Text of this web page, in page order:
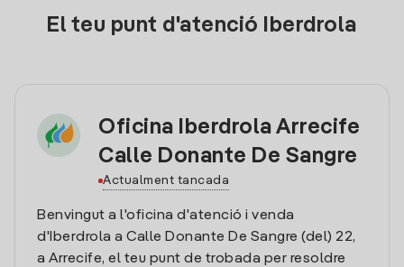
El teu punt d'atenció Iberdrola
Oficina Iberdrola Arrecife
Calle Donante De Sangre
Actualment tancada
Benvingut a l'oficina d'atenció i venda
d'Iberdrola a Calle Donante De Sangre (del) 22,
a Arrecife, el teu punt de trobada per resoldre